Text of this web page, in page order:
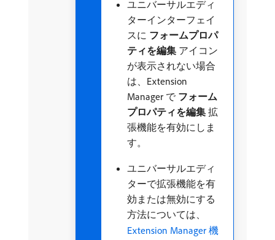
ユニバーサルエディ
ターインターフェイ
スに フォームプロパ
ティを編集 アイコン
が表示されない場合
は、Extension
Manager で​ フォーム
プロパティを編集 ​拡
張機能を有効にしま
す。
ユニバーサルエディ
ターで拡張機能を有
効または無効にする
方法については、
Extension Manager 機